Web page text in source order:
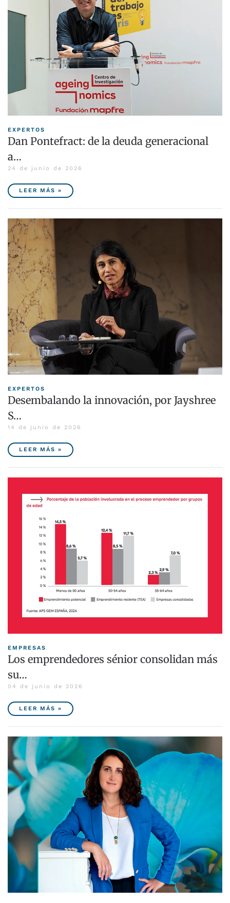
EXPERTOS
Dan Pontefract: de la deuda generacional
a…
24 de junio de 2026
LEER MÁS »
EXPERTOS
Desembalando la innovación, por Jayshree
S…
14 de junio de 2026
LEER MÁS »
EMPRESAS
Los emprendedores sénior consolidan más
su…
04 de junio de 2026
LEER MÁS »